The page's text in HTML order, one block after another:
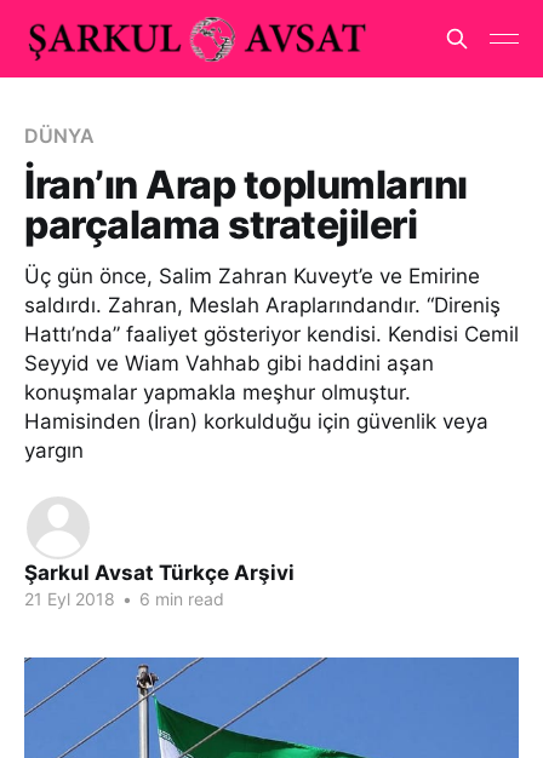
DÜNYA
İran’ın Arap toplumlarını
parçalama stratejileri
Üç gün önce, Salim Zahran Kuveyt’e ve Emirine
saldırdı. Zahran, Meslah Araplarındandır. “Direniş
Hattı’nda” faaliyet gösteriyor kendisi. Kendisi Cemil
Seyyid ve Wiam Vahhab gibi haddini aşan
konuşmalar yapmakla meşhur olmuştur.
Hamisinden (İran) korkulduğu için güvenlik veya
yargın
Şarkul Avsat Türkçe Arşivi
21 Eyl 2018 • 6 min read